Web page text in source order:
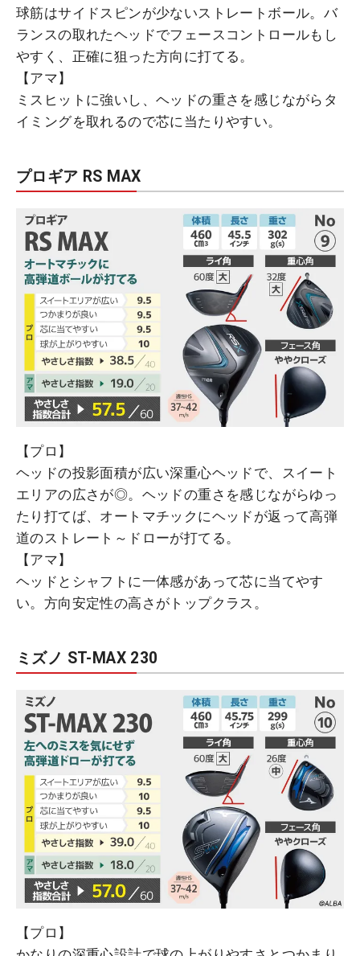
球筋はサイドスピンが少ないストレートボール。バ
ランスの取れたヘッドでフェースコントロールもし
やすく、正確に狙った方向に打てる。
【アマ】
ミスヒットに強いし、ヘッドの重さを感じながらタ
イミングを取れるので芯に当たりやすい。
プロギア RS MAX
【プロ】
ヘッドの投影面積が広い深重心ヘッドで、スイート
エリアの広さが◎。ヘッドの重さを感じながらゆっ
たり打てば、オートマチックにヘッドが返って高弾
道のストレート～ドローが打てる。
【アマ】
ヘッドとシャフトに一体感があって芯に当てやす
い。方向安定性の高さがトップクラス。
ミズノ ST-MAX 230
【プロ】